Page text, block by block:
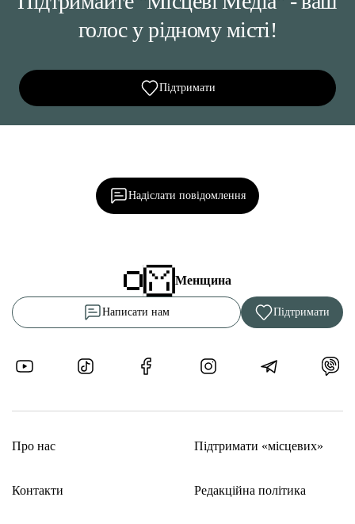
голос у рідному місті!
Підтримати
Надіслати повідомлення
Менщина
Написати нам Підтримати
Про нас
Контакти
Підтримати «місцевих»
Редакційна політика